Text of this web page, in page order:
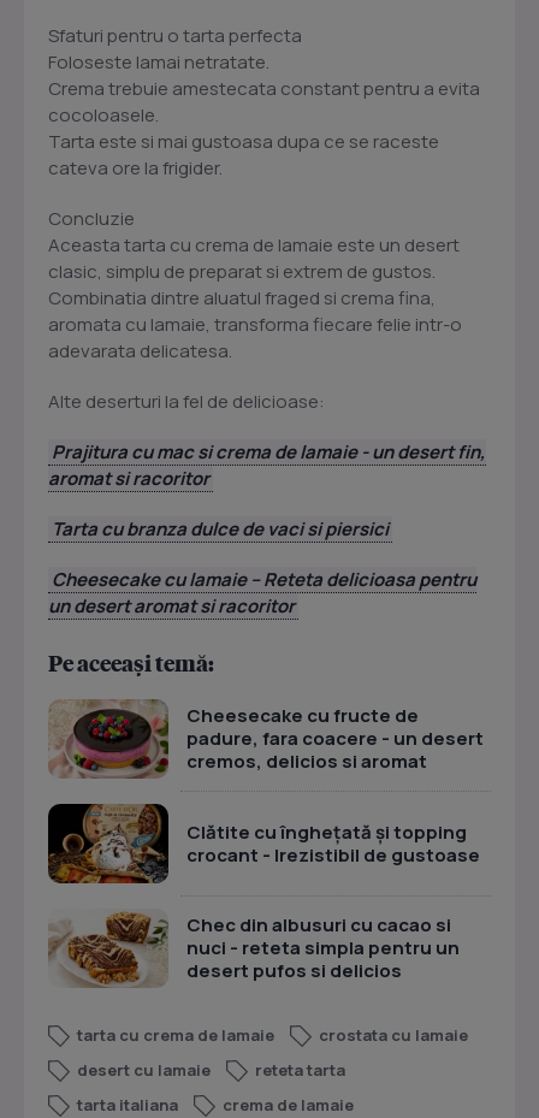
Sfaturi pentru o tarta perfecta
Foloseste lamai netratate.
Crema trebuie amestecata constant pentru a evita
cocoloasele.
Tarta este si mai gustoasa dupa ce se raceste
cateva ore la frigider.
Concluzie
Aceasta tarta cu crema de lamaie este un desert
clasic, simplu de preparat si extrem de gustos.
Combinatia dintre aluatul fraged si crema fina,
aromata cu lamaie, transforma fiecare felie intr-o
adevarata delicatesa.
Alte deserturi la fel de delicioase:
Prajitura cu mac si crema de lamaie - un desert fin,
aromat si racoritor
Tarta cu branza dulce de vaci si piersici
Cheesecake cu lamaie – Reteta delicioasa pentru
un desert aromat si racoritor
Pe aceeași temă:
Cheesecake cu fructe de
padure, fara coacere - un desert
cremos, delicios si aromat
Clătite cu înghețată și topping
crocant - Irezistibil de gustoase
Chec din albusuri cu cacao si
nuci - reteta simpla pentru un
desert pufos si delicios
tarta cu crema de lamaie
crostata cu lamaie
desert cu lamaie
reteta tarta
tarta italiana
crema de lamaie